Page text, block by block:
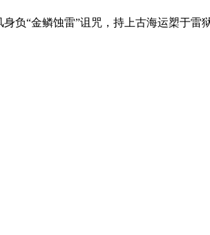
负“金鳞蚀雷”诅咒，持上古海运槊于